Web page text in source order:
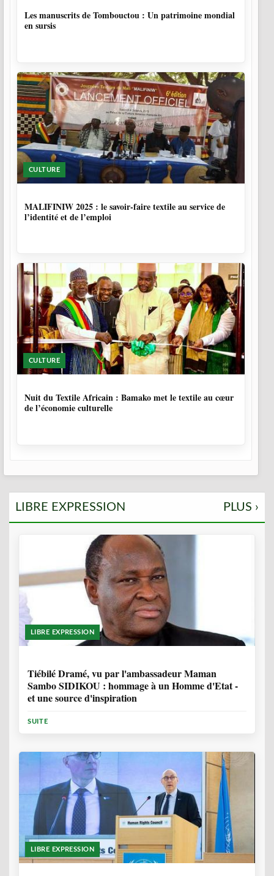
Les manuscrits de Tombouctou : Un patrimoine mondial
en sursis
CULTURE
MALIFINIW 2025 : le savoir-faire textile au service de
l’identité et de l’emploi
CULTURE
Nuit du Textile Africain : Bamako met le textile au cœur
de l’économie culturelle
LIBRE EXPRESSION PLUS ›
LIBRE EXPRESSION
Tiébilé Dramé, vu par l'ambassadeur Maman
Sambo SIDIKOU : hommage à un Homme d'Etat -
et une source d'inspiration
SUITE
LIBRE EXPRESSION